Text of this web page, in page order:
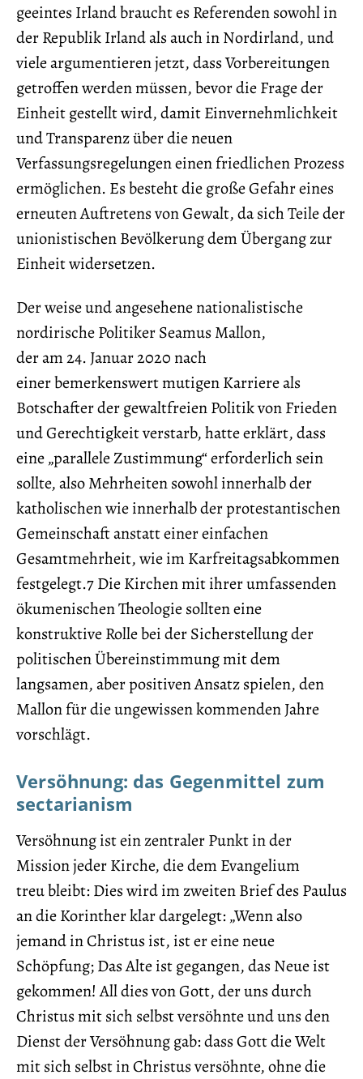
geeintes Irland braucht es Referenden sowohl in
der Republik Irland als auch in Nordirland, und
viele argumentieren jetzt, dass Vorbereitungen
getroffen werden müssen, bevor die Frage der
Einheit gestellt wird, damit Einvernehmlichkeit
und Transparenz über die neuen
Verfassungsregelungen einen friedlichen Prozess
ermöglichen. Es besteht die große Gefahr eines
erneuten Auftretens von Gewalt, da sich Teile der
unionistischen Bevölkerung dem Übergang zur
Einheit widersetzen.
Der weise und angesehene nationalistische
nordirische Politiker Seamus Mallon,
der am 24. Januar 2020 nach
einer bemerkenswert mutigen Karriere als
Botschafter der gewaltfreien Politik von Frieden
und Gerechtigkeit verstarb, hatte erklärt, dass
eine „parallele Zustimmung“ erforderlich sein
sollte, also Mehrheiten sowohl innerhalb der
katholischen wie innerhalb der protestantischen
Gemeinschaft anstatt einer einfachen
Gesamtmehrheit, wie im Karfreitagsabkommen
festgelegt.7 Die Kirchen mit ihrer umfassenden
ökumenischen Theologie sollten eine
konstruktive Rolle bei der Sicherstellung der
politischen Übereinstimmung mit dem
langsamen, aber positiven Ansatz spielen, den
Mallon für die ungewissen kommenden Jahre
vorschlägt.
Versöhnung: das Gegenmittel zum
sectarianism
Versöhnung ist ein zentraler Punkt in der
Mission jeder Kirche, die dem Evangelium
treu bleibt: Dies wird im zweiten Brief des Paulus
an die Korinther klar dargelegt: „Wenn also
jemand in Christus ist, ist er eine neue
Schöpfung; Das Alte ist gegangen, das Neue ist
gekommen! All dies von Gott, der uns durch
Christus mit sich selbst versöhnte und uns den
Dienst der Versöhnung gab: dass Gott die Welt
mit sich selbst in Christus versöhnte, ohne die